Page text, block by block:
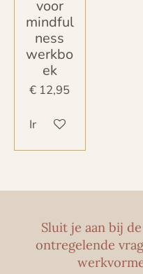
voor
mindful
ness
werkbo
ek
€ 12,95
In winkelwagen
Sluit je aan bij
ontregelende